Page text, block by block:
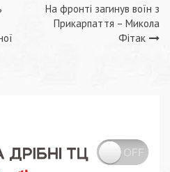
На фронті загинув воїн з
Прикарпаття – Микола
Фітак